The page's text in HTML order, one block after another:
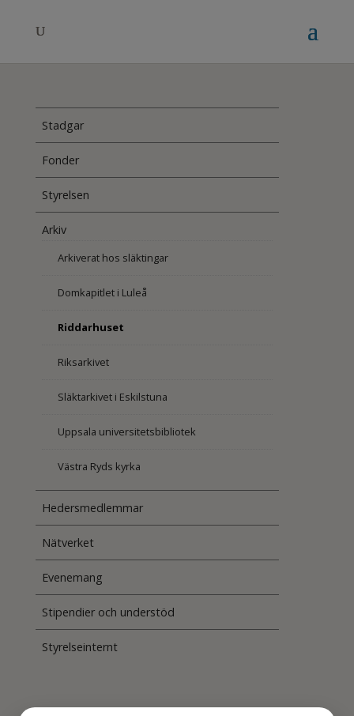
Stadgar
Fonder
Styrelsen
Arkiv
Arkiverat hos släktingar
Domkapitlet i Luleå
Riddarhuset
Riksarkivet
Släktarkivet i Eskilstuna
Uppsala universitetsbibliotek
Västra Ryds kyrka
Hedersmedlemmar
Nätverket
Evenemang
Stipendier och understöd
Styrelseinternt